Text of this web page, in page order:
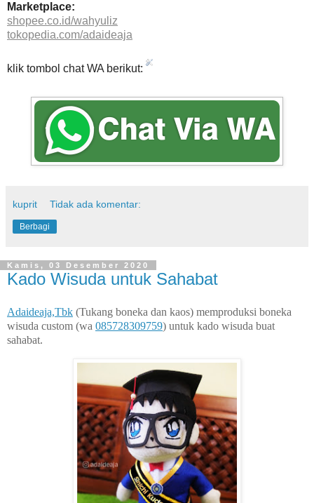
Marketplace:
shopee.co.id/wahyuliz
tokopedia.com/adaideaja
klik tombol chat WA berikut:
kuprit Tidak ada komentar:
Berbagi
Kamis, 03 Desember 2020
Kado Wisuda untuk Sahabat
Adaideaja,Tbk (Tukang boneka dan kaos) memproduksi boneka
wisuda custom (wa 085728309759) untuk kado wisuda buat
sahabat.